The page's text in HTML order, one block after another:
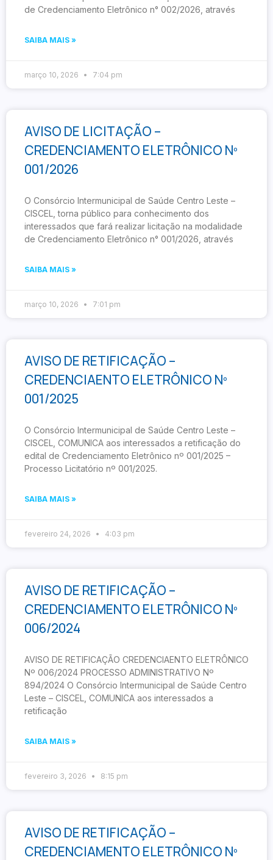
de Credenciamento Eletrônico n° 002/2026, através
SAIBA MAIS »
março 10, 2026 7:04 pm
AVISO DE LICITAÇÃO –
CREDENCIAMENTO ELETRÔNICO Nº
001/2026
O Consórcio Intermunicipal de Saúde Centro Leste –
CISCEL, torna público para conhecimento dos
interessados que fará realizar licitação na modalidade
de Credenciamento Eletrônico n° 001/2026, através
SAIBA MAIS »
março 10, 2026 7:01 pm
AVISO DE RETIFICAÇÃO –
CREDENCIAENTO ELETRÔNICO Nº
001/2025
O Consórcio Intermunicipal de Saúde Centro Leste –
CISCEL, COMUNICA aos interessados a retificação do
edital de Credenciamento Eletrônico nº 001/2025 –
Processo Licitatório nº 001/2025.
SAIBA MAIS »
fevereiro 24, 2026 4:03 pm
AVISO DE RETIFICAÇÃO –
CREDENCIAMENTO ELETRÔNICO Nº
006/2024
AVISO DE RETIFICAÇÃO CREDENCIAENTO ELETRÔNICO
Nº 006/2024 PROCESSO ADMINISTRATIVO Nº
894/2024 O Consórcio Intermunicipal de Saúde Centro
Leste – CISCEL, COMUNICA aos interessados a
retificação
SAIBA MAIS »
fevereiro 3, 2026 8:15 pm
AVISO DE RETIFICAÇÃO –
CREDENCIAMENTO ELETRÔNICO Nº